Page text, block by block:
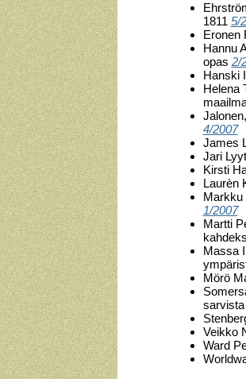
1811 5/
Eronen
Hannu
opas 2/
Hanski
Helena
4/2007
James
Jari
Kirsti
Laurèn
Markku
1/2007
Martti
Massa
Mörö
Veikko
Ward